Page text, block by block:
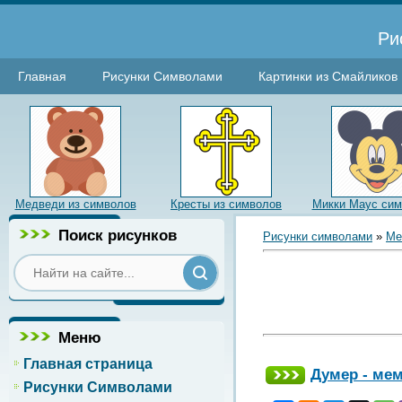
Главная Рисунки Символами Картинки из Смайликов
Медведи из символов Кресты из символов Микки Маус
Поиск рисунков
Меню
Главная страница
Рисунки Символами
Рисунки символами »
Думер -